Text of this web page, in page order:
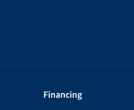
Financing